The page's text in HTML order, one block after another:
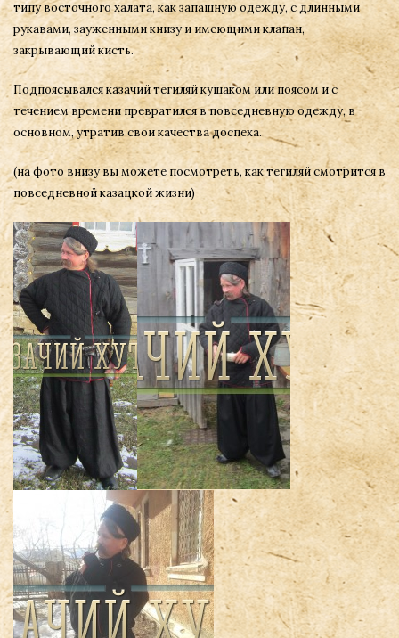
типу восточного халата, как запашную одежду, с длинными
рукавами, зауженными книзу и имеющими клапан,
закрывающий кисть.
Подпоясывался казачий тегиляй кушаком или поясом и с
течением времени превратился в повседневную одежду, в
основном, утратив свои качества доспеха.
(на фото внизу вы можете посмотреть, как тегиляй смотрится в
повседневной казацкой жизни)